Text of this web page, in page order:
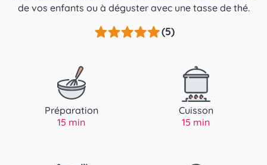
de vos enfants ou à déguster avec une tasse de thé.
(5)
Préparation
15 min
Cuisson
15 min